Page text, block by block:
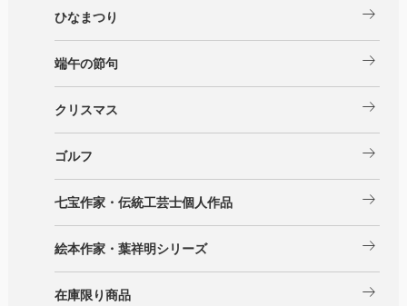
ひなまつり arrow_right_alt
端午の節句 arrow_right_alt
クリスマス arrow_right_alt
ゴルフ arrow_right_alt
七宝作家・伝統工芸士個人作品 arrow_right_alt
絵本作家・葉祥明シリーズ arrow_right_alt
在庫限り商品 arrow_right_alt